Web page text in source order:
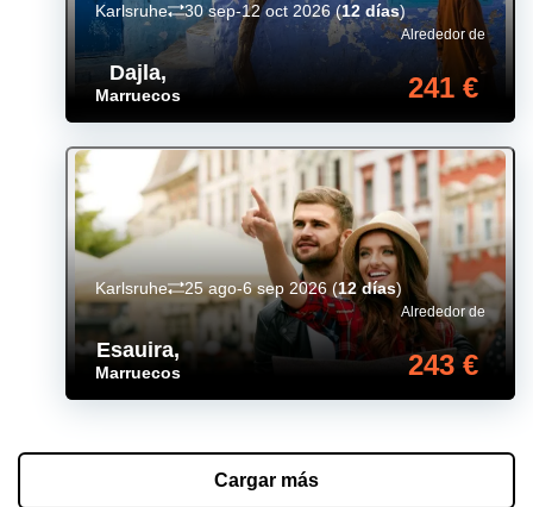
Dajla,
Marruecos
Alrededor de
241 €
Karlsruhe 30 sep-12 oct 2026(12 días)
Esauira,
Marruecos
Alrededor de
243 €
Karlsruhe 25 ago-6 sep 2026 (12 días)
Cargar más